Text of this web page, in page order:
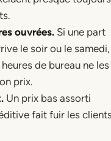
ouvrées.Si une part
le soir ou le samedi,
de bureau ne les
prix.
Un prix bas assorti
fait fuir les